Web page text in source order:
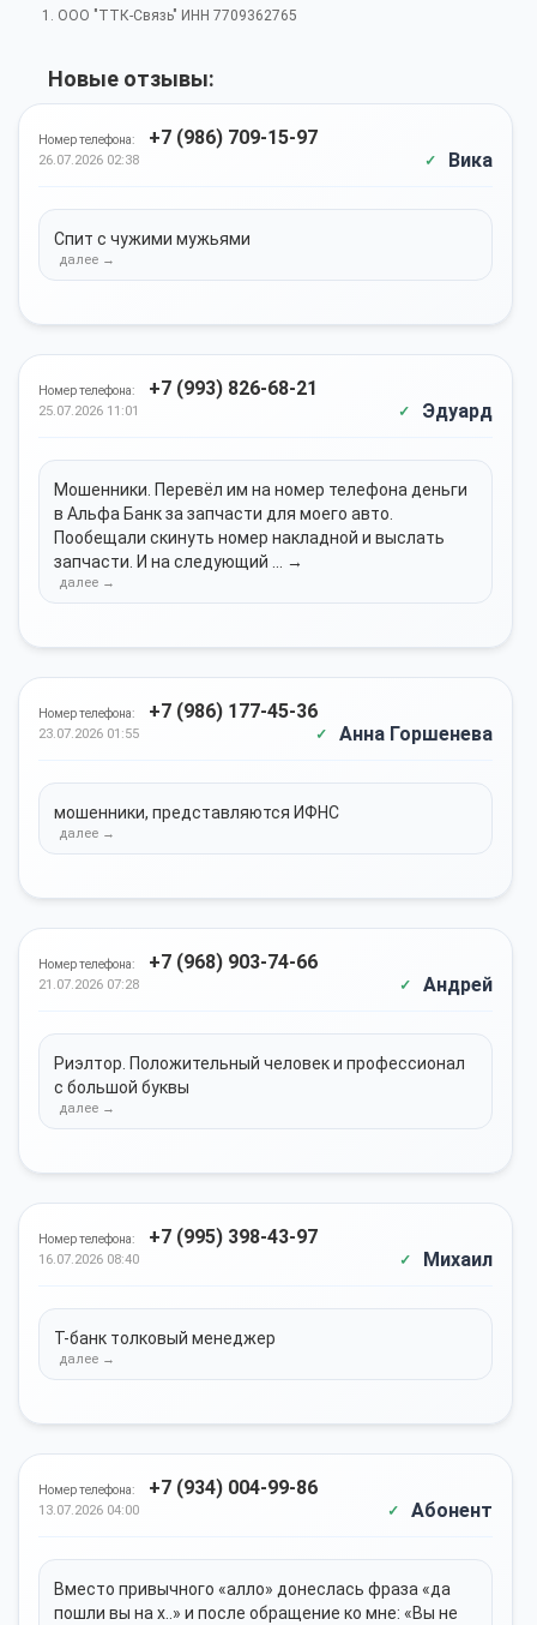
1. ООО "ТТК-Связь" ИНН 7709362765
Новые отзывы:
Номер телефона: +7 (986) 709-15-97
26.07.2026 02:38 Вика
Спит с чужими мужьями
Номер телефона: +7 (993) 826-68-21
25.07.2026 11:01 Эдуард
Мошенники. Перевёл им на номер телефона деньги
в Альфа Банк за запчасти для моего авто.
Пообещали скинуть номер накладной и выслать
запчасти. И на следующий ... →
Номер телефона: +7 (986) 177-45-36
23.07.2026 01:55 Анна Горшенева
мошенники, представляются ИФНС
Номер телефона: +7 (968) 903-74-66
21.07.2026 07:28 Андрей
Риэлтор. Положительный человек и профессионал
с большой буквы
Номер телефона: +7 (995) 398-43-97
16.07.2026 08:40 Михаил
Т-банк толковый менеджер
Номер телефона: +7 (934) 004-99-86
13.07.2026 04:00 Абонент
Вместо привычного «алло» донеслась фраза «да
пошли вы на х..» и после обращение ко мне: «Вы не